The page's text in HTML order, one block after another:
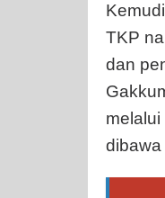
TKP
dan